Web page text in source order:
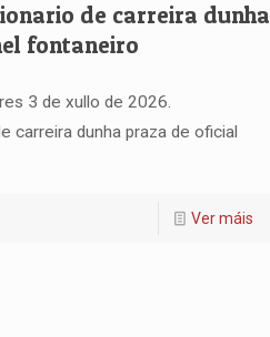
de carreira dunha
fontaneiro
3 de xullo de 2026.
carreira dunha praza de oficial
Ver máis